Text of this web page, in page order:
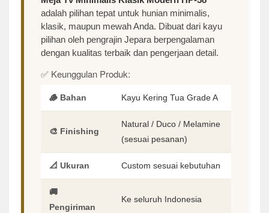
adalah pilihan tepat untuk hunian minimalis,
klasik, maupun mewah Anda. Dibuat dari kayu
pilihan oleh pengrajin Jepara berpengalaman
dengan kualitas terbaik dan pengerjaan detail.
✅ Keunggulan Produk:
🪵 Bahan Kayu Kering Tua Grade A
🎨 Finishing
Natural / Duco / Melamine
(sesuai pesanan)
📐 Ukuran Custom sesuai kebutuhan
🚚
Pengiriman
Ke seluruh Indonesia